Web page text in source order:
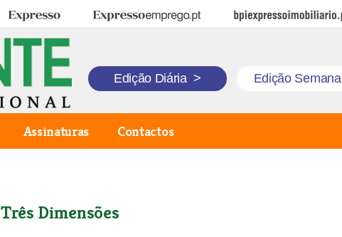
Expresso Expresso Emprego BPI Expresso Imobiliário
Edição Diária > Edição Semanal
Assinaturas Contactos
Três Dimensões